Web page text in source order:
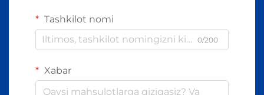
Tashkilot nomi
0/200
Xabar